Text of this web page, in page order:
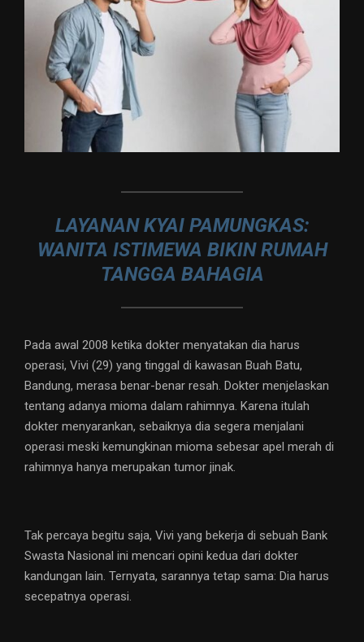
LAYANAN KYAI PAMUNGKAS:
WANITA ISTIMEWA BIKIN RUMAH
TANGGA BAHAGIA
Pada awal 2008 ketika dokter menyatakan dia harus
operasi, Vivi (29) yang tinggal di kawasan Buah Batu,
Bandung, merasa benar-benar resah. Dokter menjelaskan
tentang adanya mioma dalam rahimnya. Karena itulah
dokter menyarankan, sebaiknya dia segera menjalani
operasi meski kemungkinan mioma sebesar apel merah di
rahimnya hanya merupakan tumor jinak.
Tak percaya begitu saja, Vivi yang bekerja di sebuah Bank
Swasta Nasional ini mencari opini kedua dari dokter
kandungan lain. Ternyata, sarannya tetap sama: Dia harus
secepatnya operasi.